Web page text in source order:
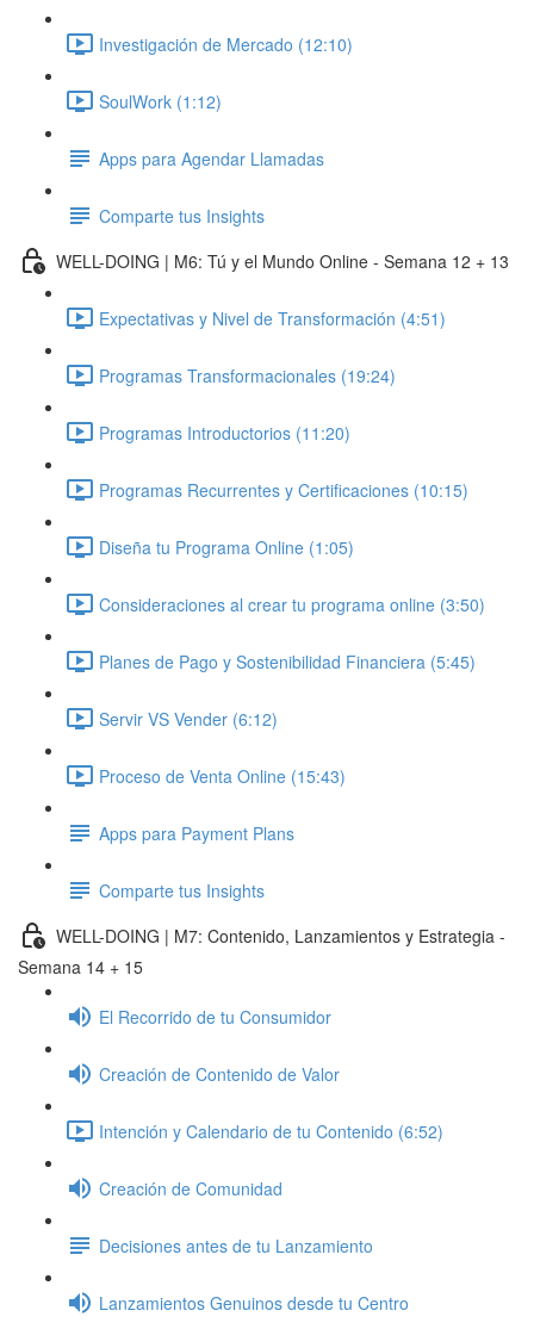
Investigación de Mercado (12:10)
SoulWork (1:12)
Apps para Agendar Llamadas
Comparte tus Insights
WELL-DOING | M6: Tú y el Mundo Online - Semana 12 + 13
Expectativas y Nivel de Transformación (4:51)
Programas Transformacionales (19:24)
Programas Introductorios (11:20)
Programas Recurrentes y Certificaciones (10:15)
Diseña tu Programa Online (1:05)
Consideraciones al crear tu programa online (3:50)
Planes de Pago y Sostenibilidad Financiera (5:45)
Servir VS Vender (6:12)
Proceso de Venta Online (15:43)
Apps para Payment Plans
Comparte tus Insights
WELL-DOING | M7: Contenido, Lanzamientos y Estrategia -
Semana 14 + 15
El Recorrido de tu Consumidor
Creación de Contenido de Valor
Intención y Calendario de tu Contenido (6:52)
Creación de Comunidad
Decisiones antes de tu Lanzamiento
Lanzamientos Genuinos desde tu Centro